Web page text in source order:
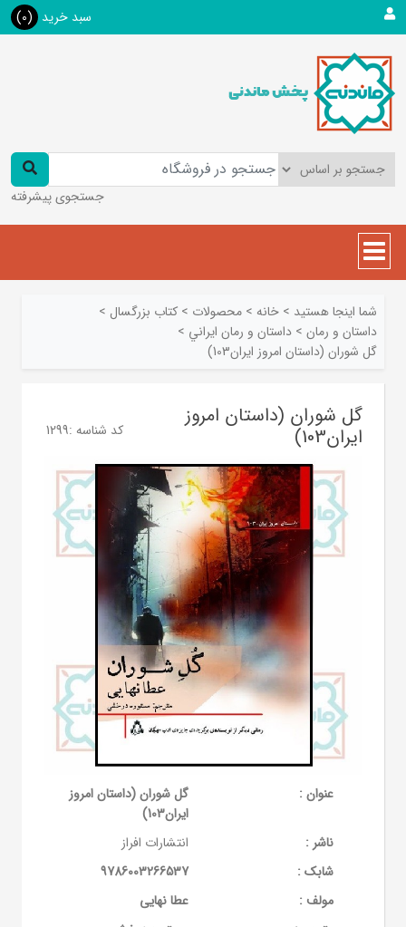
سبد خرید (0)
جستجوی پیشرفته
شما اینجا هستید > خانه > محصولات > کتاب بزرگسال >
داستان و رمان > داستان و رمان ايراني >
گل شوران (داستان امروز ایران103)
گل شوران (داستان امروز
ایران103) کد شناسه :1299
عنوان :
گل شوران (داستان امروز
ایران103)
ناشر :
انتشارات افراز
شابک :
9786003266537
مولف :
عطا نهایی